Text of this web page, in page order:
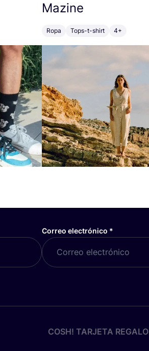
Mazine
Ropa Tops-t-shirt 4+
Correo electrónico *
COSH! TARJETA REGALO